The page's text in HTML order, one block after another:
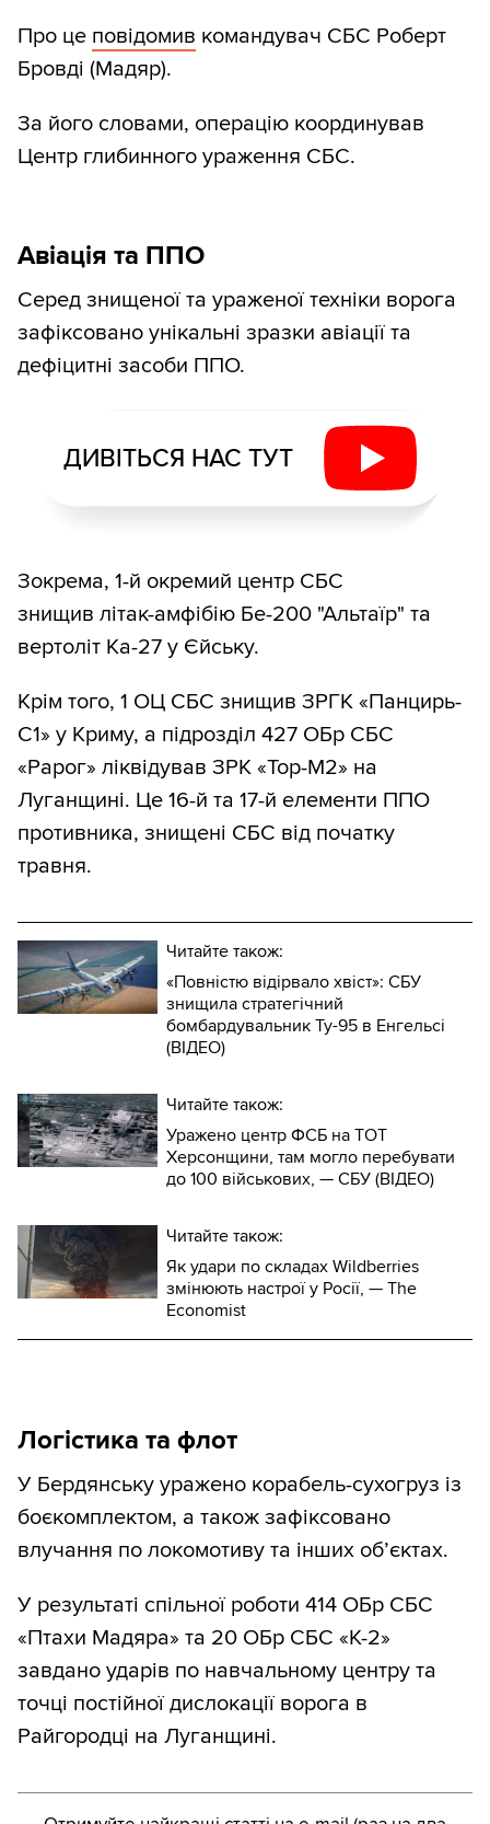
Про це повідомив командувач СБС Роберт
Бровді (Мадяр).
За його словами, операцію координував
Центр глибинного ураження СБС.
Авіація та ППО
Серед знищеної та ураженої техніки ворога
зафіксовано унікальні зразки авіації та
дефіцитні засоби ППО.
ДИВІТЬСЯ НАС ТУТ
Зокрема, 1-й окремий центр СБС
знищив літак-амфібію Бе-200 "Альтаїр" та
вертоліт Ка-27 у Єйську.
Крім того, 1 ОЦ СБС знищив ЗРГК «Панцирь-
С1» у Криму, а підрозділ 427 ОБр СБС
«Рарог» ліквідував ЗРК «Тор-М2» на
Луганщині. Це 16-й та 17-й елементи ППО
противника, знищені СБС від початку
травня.
Читайте також:
«Повністю відірвало хвіст»: СБУ
знищила стратегічний
бомбардувальник Ту-95 в Енгельсі
(ВІДЕО)
Читайте також:
Уражено центр ФСБ на ТОТ
Херсонщини, там могло перебувати
до 100 військових, — СБУ (ВIДЕО)
Читайте також:
Як удари по складах Wildberries
змінюють настрої у Росії, — The
Economist
Логістика та флот
У Бердянську уражено корабель-сухогруз із
боєкомплектом, а також зафіксовано
влучання по локомотиву та інших об’єктах.
У результаті спільної роботи 414 ОБр СБС
«Птахи Мадяра» та 20 ОБр СБС «К-2»
завдано ударів по навчальному центру та
точці постійної дислокації ворога в
Райгородці на Луганщині.